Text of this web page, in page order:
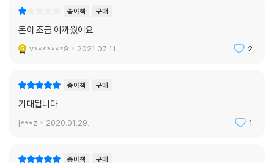
종이책 구매
돈이 조금 아까웠어요
v*******9 2021.07.11. 2
종이책 구매
기대됩니다
j***z 2020.01.29. 1
종이책 구매